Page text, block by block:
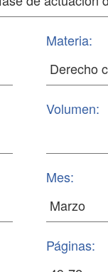
Materia:
Volumen:
Mes:
Páginas: